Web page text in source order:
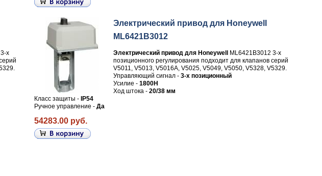
х
Электрический привод для Honeywell
ML6421B3012
Электрический привод для Honeywell
ML6421B3012 3-х
позиционного регулирования подходит для клапанов серий
V5011, V5013, V5016A, V5025, V5049, V5050, V5328, V5329.
Управляющий сигнал -3-х позиционный
Усилие - 1800Н
Ход штока - 20/38 мм
Класс защиты -IP54
Ручное управление - Да
54283.00 руб.